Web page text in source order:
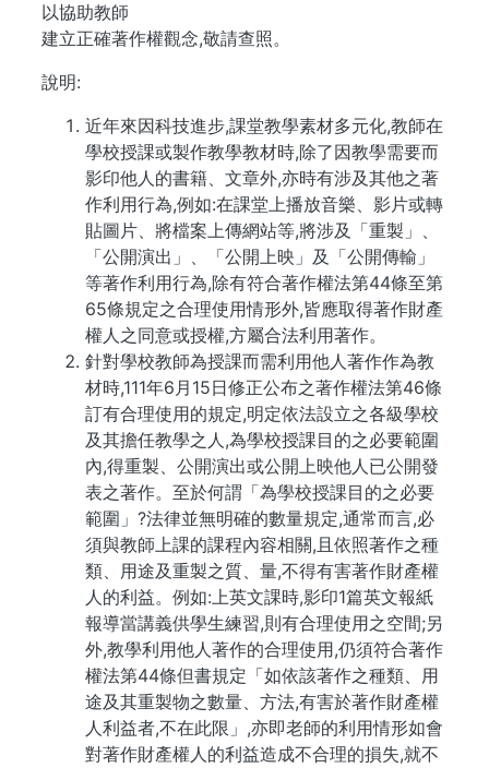
以協助教師
建立正確著作權觀念,敬請查照。
說明:
近年來因科技進步,課堂教學素材多元化,教師在
學校授課或製作教學教材時,除了因教學需要而
影印他人的書籍、文章外,亦時有涉及其他之著
作利用行為,例如:在課堂上播放音樂、影片或轉
貼圖片、將檔案上傳網站等,將涉及「重製」、
「公開演出」、「公開上映」及「公開傳輸」
等著作利用行為,除有符合著作權法第44條至第
65條規定之合理使用情形外,皆應取得著作財產
權人之同意或授權,方屬合法利用著作。
針對學校教師為授課而需利用他人著作作為教
材時,111年6月15日修正公布之著作權法第46條
訂有合理使用的規定,明定依法設立之各級學校
及其擔任教學之人,為學校授課目的之必要範圍
內,得重製、公開演出或公開上映他人已公開發
表之著作。至於何謂「為學校授課目的之必要
範圍」?法律並無明確的數量規定,通常而言,必
須與教師上課的課程內容相關,且依照著作之種
類、用途及重製之質、量,不得有害著作財產權
人的利益。例如:上英文課時,影印1篇英文報紙
報導當講義供學生練習,則有合理使用之空間;另
外,教學利用他人著作的合理使用,仍須符合著作
權法第44條但書規定「如依該著作之種類、用
途及其重製物之數量、方法,有害於著作財產權
人利益者,不在此限」,亦即老師的利用情形如會
對著作財產權人的利益造成不合理的損失,就不